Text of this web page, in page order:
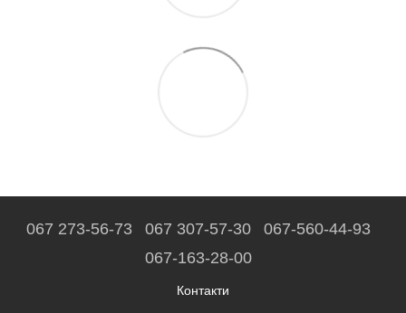
067 273-56-73 067 307-57-30
067-560-44-93
067-163-28-00
Контакти